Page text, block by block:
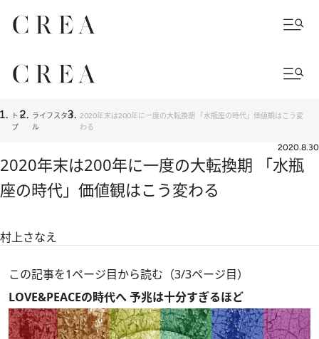
トッ
プ
ライフスタイ
ル
2020年末は200年に一度の大転換期 「水瓶座の時代」価値観はこう変
わる
2020.8.30
2020年末は200年に一度の大転換期 「水瓶
座の時代」価値観はこう変わる
村上さなえ
この記事を1ページ目から読む（3/3ページ目）
LOVE&PEACEの時代へ 予兆は十分すぎるほど